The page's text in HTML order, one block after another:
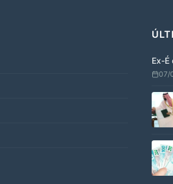
Ex-É
07/